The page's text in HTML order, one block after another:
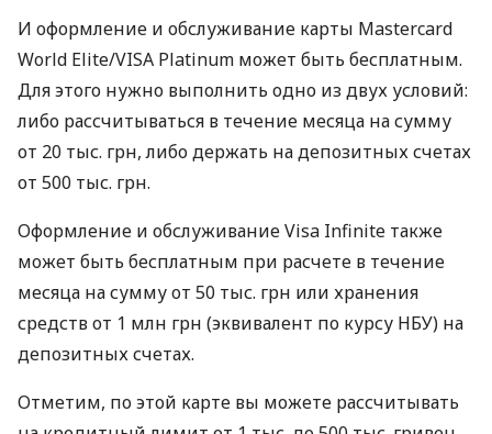
И оформление и обслуживание карты Mastercard
World Elite/VISA Platinum может быть бесплатным.
Для этого нужно выполнить одно из двух условий:
либо рассчитываться в течение месяца на сумму
от 20 тыс. грн, либо держать на депозитных счетах
от 500 тыс. грн.
Оформление и обслуживание Visa Infinite также
может быть бесплатным при расчете в течение
месяца на сумму от 50 тыс. грн или хранения
средств от 1 млн грн (эквивалент по курсу НБУ) на
депозитных счетах.
Отметим, по этой карте вы можете рассчитывать